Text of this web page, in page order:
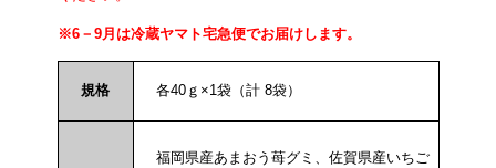
※6－9月は冷蔵ヤマト宅急便でお届けします。
規格 各40ｇ×1袋（計 8袋）
福岡県産あまおう苺グミ、佐賀県産いちご